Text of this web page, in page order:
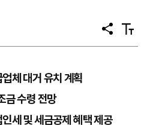
공
유
텍
스
체 대거 유치 계획
금 수령 전망
세 및 세금공제 혜택 제공